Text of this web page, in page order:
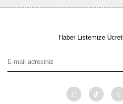
Haber Listemize